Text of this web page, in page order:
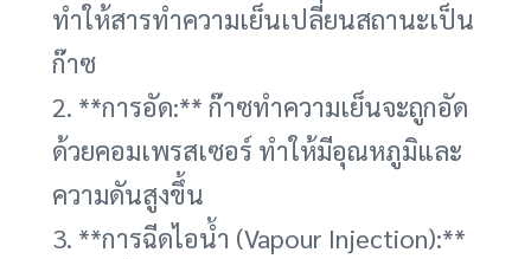
ทำให้สารทำความเย็นเปลี่ยนสถานะเป็น
ก๊าซ
2. **การอัด:** ก๊าซทำความเย็นจะถูกอัด
ด้วยคอมเพรสเซอร์ ทำให้มีอุณหภูมิและ
ความดันสูงขึ้น
3. **การฉีดไอน้ำ (Vapour Injection):**